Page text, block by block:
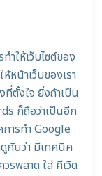
ให้เว็บไซต์ของ
น้าเว็บของเรา
ที่ตั้งใจ ยิ่งถ้าเป็น
ก็ถือว่าเป็นอีก
ารทำ Google
กันว่า มีเทคนิค
รพลาด ใส่ คีเวิด